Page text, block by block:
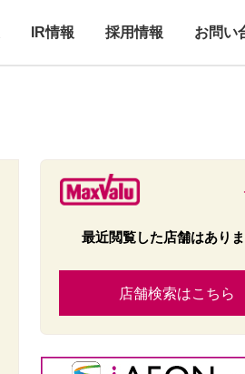
IR情報 採用情報 お問い
最近閲覧した店舗はあり
店舗検索はこちら